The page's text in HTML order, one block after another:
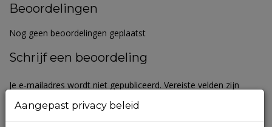
Beoordelingen
Nog geen beoordelingen geplaatst
Schrijf een beoordeling
Je e-mailadres wordt niet gepubliceerd. Vereiste velden zijn
Aangepast privacy beleid